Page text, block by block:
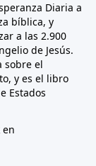
Diaria a
bíblica, y
a las 2.900
de Jesús.
sobre el
y es el libro
Estados
en